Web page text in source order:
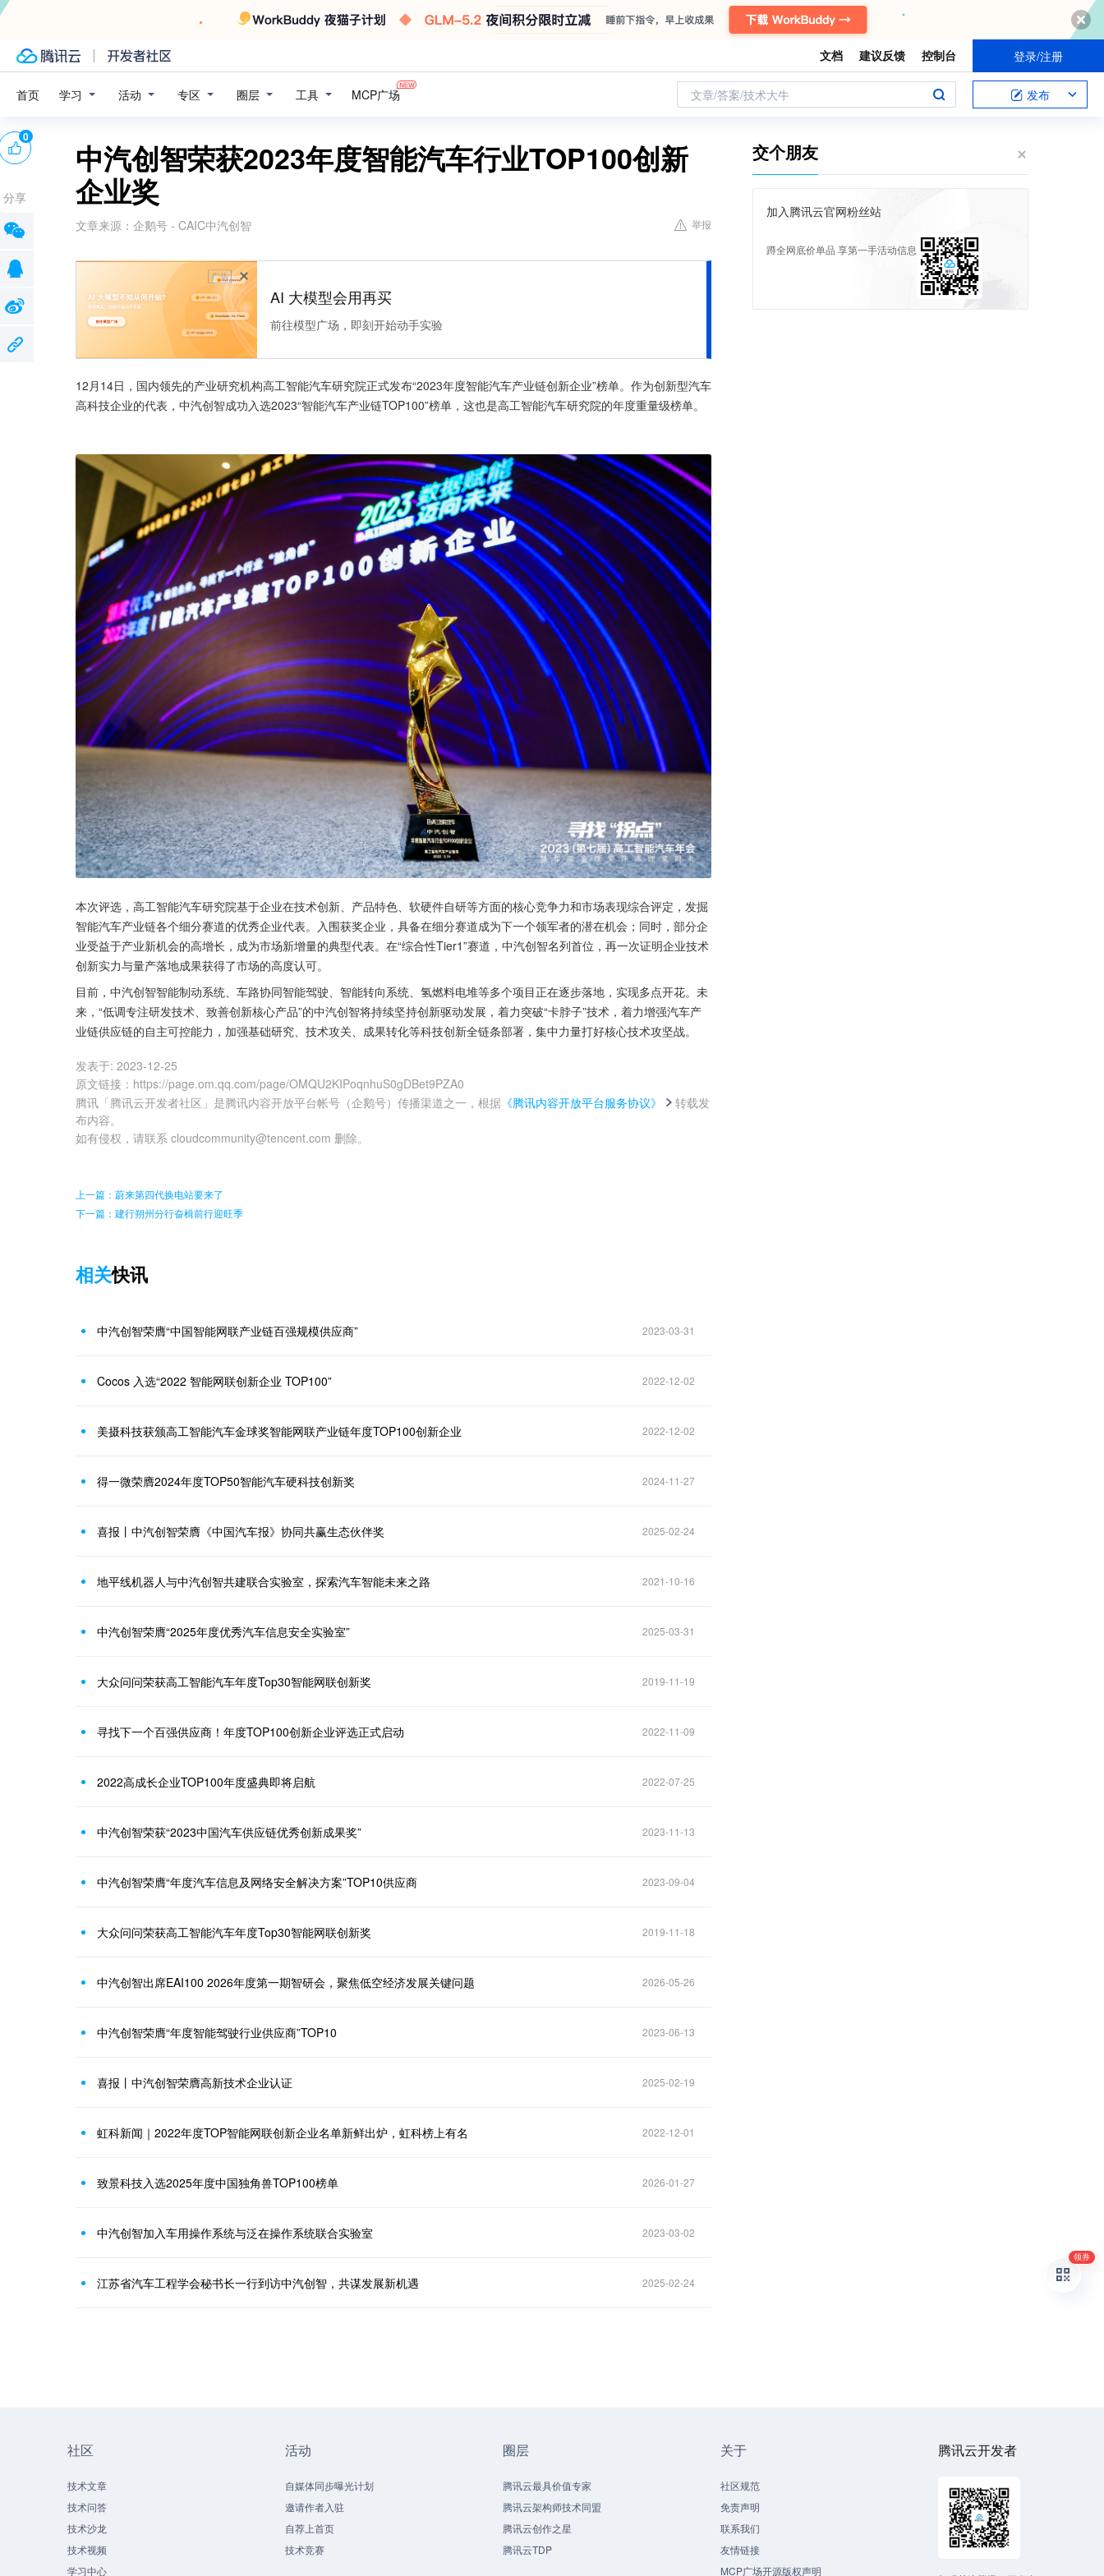
文档 建议反馈 控制台 登录/注册
首页 学习 活动 专区 圈层 工具 MCP广场 文章/答案/技术大牛 发布
中汽创智荣获2023年度智能汽车行业TOP100创新
企业奖
文章来源： 企鹅号 - CAIC中汽创智 举报
广告
AI 大模型会用再买
前往模型广场，即刻开始动手实验
12月14日，国内领先的产业研究机构高工智能汽车研究院正式发布“2023年度智能汽车产业链创新企业”榜单。作为创新型汽车
高科技企业的代表，中汽创智成功入选2023“智能汽车产业链TOP100”榜单，这也是高工智能汽车研究院的年度重量级榜单。
本次评选，高工智能汽车研究院基于企业在技术创新、产品特色、软硬件自研等方面的核心竞争力和市场表现综合评定，发掘
智能汽车产业链各个细分赛道的优秀企业代表。入围获奖企业，具备在细分赛道成为下一个领军者的潜在机会；同时，部分企
业受益于产业新机会的高增长，成为市场新增量的典型代表。在“综合性Tier1”赛道，中汽创智名列首位，再一次证明企业技术
创新实力与量产落地成果获得了市场的高度认可。
目前，中汽创智智能制动系统、车路协同智能驾驶、智能转向系统、氢燃料电堆等多个项目正在逐步落地，实现多点开花。未
来，“低调专注研发技术、致善创新核心产品”的中汽创智将持续坚持创新驱动发展，着力突破“卡脖子”技术，着力增强汽车产
业链供应链的自主可控能力，加强基础研究、技术攻关、成果转化等科技创新全链条部署，集中力量打好核心技术攻坚战。
发表于: 2023-12-25
原文链接 ： https://page.om.qq.com/page/OMQU2KIPoqnhuS0gDBet9PZA0
腾讯「腾讯云开发者社区」是腾讯内容开放平台帐号（企鹅号）传播渠道之一，根据 《腾讯内容开放平台服务协议》
转载发
布内容。
如有侵权，请联系 cloudcommunity@tencent.com 删除。
0
分享
上一篇：蔚来第四代换电站要来了
下一篇：建行朔州分行奋楫前行迎旺季
相关快讯
中汽创智荣膺“中国智能网联产业链百强规模供应商” 2023-03-31
Cocos 入选“2022 智能网联创新企业 TOP100” 2022-12-02
美摄科技获颁高工智能汽车金球奖智能网联产业链年度TOP100创新企业 2022-12-02
得一微荣膺2024年度TOP50智能汽车硬科技创新奖 2024-11-27
喜报丨中汽创智荣膺《中国汽车报》协同共赢生态伙伴奖 2025-02-24
地平线机器人与中汽创智共建联合实验室，探索汽车智能未来之路 2021-10-16
中汽创智荣膺“2025年度优秀汽车信息安全实验室”‌ 2025-03-31
大众问问荣获高工智能汽车年度Top30智能网联创新奖 2019-11-19
寻找下一个百强供应商！年度TOP100创新企业评选正式启动 2022-11-09
2022高成长企业TOP100年度盛典即将启航 2022-07-25
中汽创智荣获“2023中国汽车供应链优秀创新成果奖” 2023-11-13
中汽创智荣膺“年度汽车信息及网络安全解决方案”TOP10供应商 2023-09-04
大众问问荣获高工智能汽车年度Top30智能网联创新奖 2019-11-18
中汽创智出席EAI100 2026年度第一期智研会，聚焦低空经济发展关键问题 2026-05-26
中汽创智荣膺“年度智能驾驶行业供应商”TOP10 2023-06-13
喜报丨中汽创智荣膺高新技术企业认证 2025-02-19
虹科新闻｜2022年度TOP智能网联创新企业名单新鲜出炉，虹科榜上有名 2022-12-01
致景科技入选2025年度中国独角兽TOP100榜单 2026-01-27
中汽创智加入车用操作系统与泛在操作系统联合实验室 2023-03-02
江苏省汽车工程学会秘书长一行到访中汽创智，共谋发展新机遇 2025-02-24
交个朋友
加入腾讯云官网粉丝站
蹲全网底价单品 享第一手活动信息
社区
技术文章
技术问答
技术沙龙
技术视频
学习中心
活动
自媒体同步曝光计划
邀请作者入驻
自荐上首页
技术竞赛
圈层
腾讯云最具价值专家
腾讯云架构师技术同盟
腾讯云创作之星
腾讯云TDP
关于
社区规范
免责声明
联系我们
友情链接
MCP广场开源版权声明
腾讯云开发者
领券